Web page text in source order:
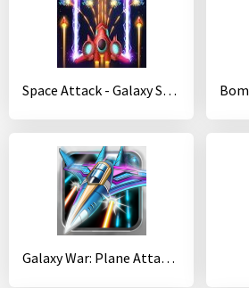
Space Attack - Galaxy Shooter
Galaxy War: Plane Attack Games